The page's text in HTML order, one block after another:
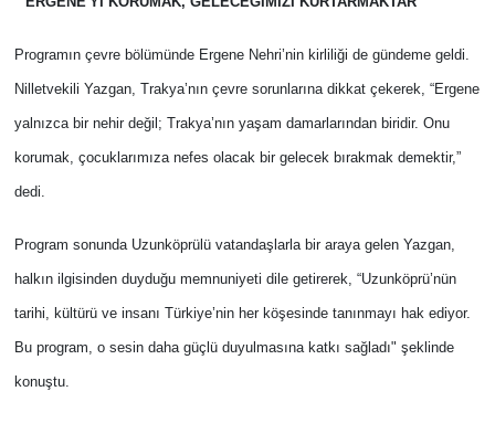
Programın çevre bölümünde Ergene Nehri’nin kirliliği de gündeme geldi.
Nilletvekili Yazgan, Trakya’nın çevre sorunlarına dikkat çekerek, “Ergene
yalnızca bir nehir değil; Trakya’nın yaşam damarlarından biridir. Onu
korumak, çocuklarımıza nefes olacak bir gelecek bırakmak demektir,”
dedi.
Program sonunda Uzunköprülü vatandaşlarla bir araya gelen Yazgan,
halkın ilgisinden duyduğu memnuniyeti dile getirerek, “Uzunköprü’nün
tarihi, kültürü ve insanı Türkiye’nin her köşesinde tanınmayı hak ediyor.
Bu program, o sesin daha güçlü duyulmasına katkı sağladı" şeklinde
konuştu.